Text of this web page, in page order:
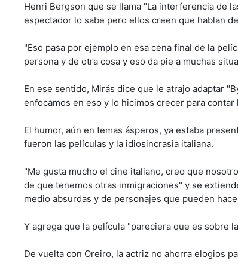
Henri Bergson que se llama "La interferencia de
espectador lo sabe pero ellos creen que hablan
"Eso pasa por ejemplo en esa cena final de la
persona y de otra cosa y eso da pie a muchas
En ese sentido, Mirás dice que le atrajo adaptar
enfocamos en eso y lo hicimos crecer para
El humor, aún en temas ásperos, ya estaba
fueron las películas y la idiosincrasia italiana.
"Me gusta mucho el cine italiano, creo que
de que tenemos otras inmigraciones" y se
medio absurdas y de personajes que pueden
Y agrega que la película "pareciera que es sobre
De vuelta con Oreiro, la actriz no ahorra elogios